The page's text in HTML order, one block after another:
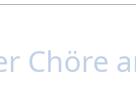
Chöre